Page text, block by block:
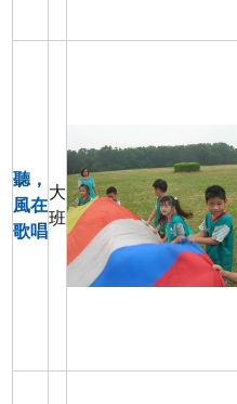
聽，
風在
歌唱
大
班